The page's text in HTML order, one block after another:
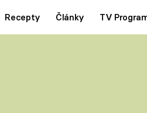
Recepty Články TV